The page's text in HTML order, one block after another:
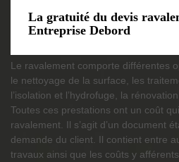
La gratuité du devis
Entreprise Debord
Le ravalement comporte différentes
le nettoyage de la surface, les
l’isolation et l’hydrofuge, la
Toutes ces prestations ont un coût
ravalement. Il s’agit d’un document
demande du client. Il contient entre
travaux ainsi que les coûts y